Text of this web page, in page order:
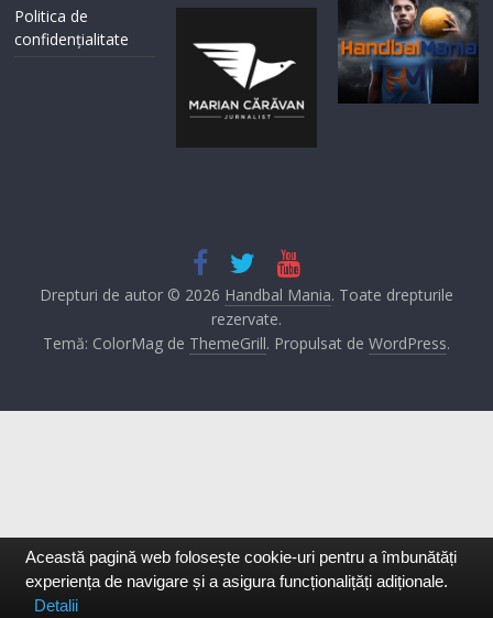
Politica de
confidențialitate
Drepturi de autor © 2026 Handbal Mania. Toate drepturile
rezervate.
Temă: ColorMag de ThemeGrill. Propulsat de WordPress.
Această pagină web folosește cookie-uri pentru a îmbunătăți
experiența de navigare și a asigura funcționalițăți adiționale.
Detalii